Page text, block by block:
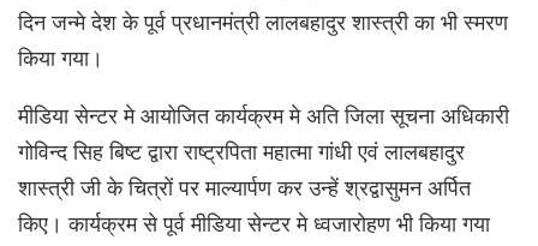
दिन जन्मे देश के पूर्व प्रधानमंत्री लालबहादुर शास्त्री का भी स्मरण
किया गया।
मीडिया सेन्टर मे आयोजित कार्यक्रम मे अति जिला सूचना अधिकारी
गोविन्द सिह बिष्ट द्वारा राष्ट्रपिता महात्मा गांधी एवं लालबहादुर
शास्त्री जी के चित्रों पर माल्यार्पण कर उन्हें श्रद्वासुमन अर्पित
किए। कार्यक्रम से पूर्व मीडिया सेन्टर मे ध्वजारोहण भी किया गया